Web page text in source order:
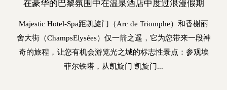
在豪华的巴黎氛围中在温泉酒店中度过浪漫假期
Majestic Hotel-Spa距凯旋门（Arc de Triomphe）和香榭丽
舍大街（ChampsElysées）仅一箭之遥，它为您带来一段神
奇的旅程，让您有机会游览光之城的标志性景点：参观埃
菲尔铁塔，从凯旋门 凯旋门...